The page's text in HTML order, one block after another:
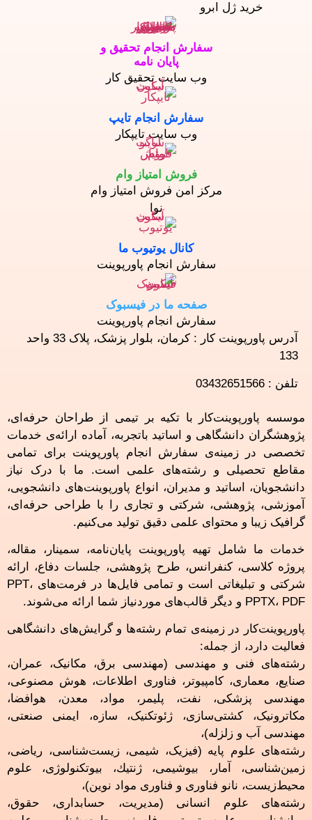
خرید ژل ابرو
سفارش انجام تحقیق و
پایان نامه
وب سایت تحقیق کار
سفارش انجام تایپ
وب سایت تایپکار
فروش امتیاز وام
مرکز امن فروش امتیاز وام
نوا
کانال یوتیوب ما
سفارش انجام پاورپوینت
صفحه ما در فیسبوک
سفارش انجام پاورپوینت
آدرس پاورپوینت کار : کرمان، بلوار پزشک، پلاک 33 واحد
133
تلفن : 03432651566
موسسه پاورپوینت‌کار با تکیه بر تیمی از طراحان حرفه‌ای،
پژوهشگران دانشگاهی و اساتید باتجربه، آماده ارائه‌ی خدمات
تخصصی در زمینه‌ی سفارش انجام پاورپوینت برای تمامی
مقاطع تحصیلی و رشته‌های علمی است. ما با درک نیاز
دانشجویان، اساتید و مدیران، انواع پاورپوینت‌های دانشجویی،
آموزشی، پژوهشی، شرکتی و تجاری را با طراحی حرفه‌ای،
گرافیک زیبا و محتوای علمی دقیق تولید می‌کنیم.
خدمات ما شامل تهیه پاورپوینت پایان‌نامه، سمینار، مقاله،
پروژه کلاسی، کنفرانس، طرح پژوهشی، جلسات دفاع، ارائه
شرکتی و تبلیغاتی است و تمامی فایل‌ها در فرمت‌های PPT،
PPTX، PDF و دیگر قالب‌های موردنیاز شما ارائه می‌شوند.
پاورپوینت‌کار در زمینه‌ی تمام رشته‌ها و گرایش‌های دانشگاهی
فعالیت دارد، از جمله:
رشته‌های فنی و مهندسی (مهندسی برق، مکانیک، عمران،
صنایع، معماری، کامپیوتر، فناوری اطلاعات، هوش مصنوعی،
مهندسی پزشکی، نفت، پلیمر، مواد، معدن، هوافضا،
مکاترونیک، کشتی‌سازی، ژئوتکنیک، سازه، ایمنی صنعتی،
مهندسی آب و زلزله)،
رشته‌های علوم پایه (فیزیک، شیمی، زیست‌شناسی، ریاضی،
زمین‌شناسی، آمار، بيوشيمی، ژنتيك، بيوتكنولوژی، علوم
محیط‌زیست، نانو فناوری و فناوری مواد نوین)،
رشته‌های علوم انسانی (مدیریت، حسابداری، حقوق،